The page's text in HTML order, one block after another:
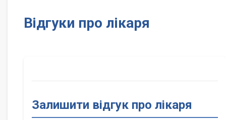
Відгуки про лікаря
Залишити відгук про лікаря